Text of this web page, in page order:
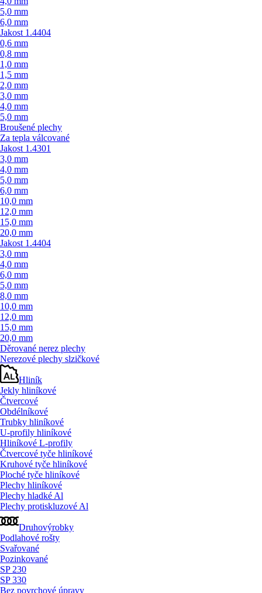
5,0 mm
6,0 mm
Jakost 1.4404
0,6 mm
0,8 mm
1,0 mm
1,5 mm
2,0 mm
3,0 mm
4,0 mm
5,0 mm
Broušené plechy
Za tepla válcované
Jakost 1.4301
3,0 mm
4,0 mm
5,0 mm
6,0 mm
10,0 mm
12,0 mm
15,0 mm
20,0 mm
Jakost 1.4404
3,0 mm
4,0 mm
6,0 mm
5,0 mm
8,0 mm
10,0 mm
12,0 mm
15,0 mm
20,0 mm
Děrované nerez plechy
Nerezové plechy slzičkové
Hliník
Jekly hliníkové
Čtvercové
Obdélníkové
Trubky hliníkové
U-profily hliníkové
Hliníkové L-profily
Čtvercové tyče hliníkové
Kruhové tyče hliníkové
Ploché tyče hliníkové
Plechy hliníkové
Plechy hladké Al
Plechy protiskluzové Al
Druhovýrobky
Podlahové rošty
Svařované
Pozinkované
SP 230
SP 330
Bez povrchové úpravy